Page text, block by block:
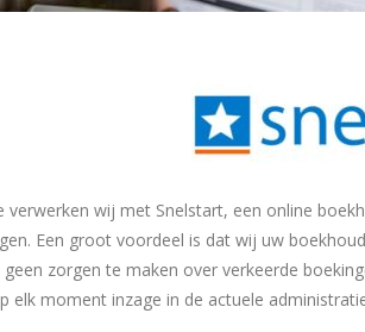
verwerken wij met Snelstart, een online
Een groot voordeel is dat wij uw
zorgen te maken over verkeerde
elk moment inzage in de actuele